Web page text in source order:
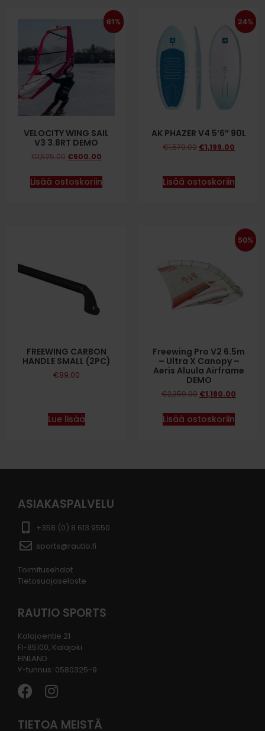
61%
VELOCITY WING SAIL
V3 3.8RT DEMO
€1,525.00 €600.00
Lisää ostoskoriin
24%
AK PHAZER V4 5’6″ 90L
€1,579.00 €1,199.00
Lisää ostoskoriin
FREEWING CARBON
HANDLE SMALL (2PC)
€89.00
Lue lisää
50%
Freewing Pro V2 6.5m
– Ultra X Canopy –
Aeris Aluula Airframe
DEMO
€2,359.00 €1,180.00
Lisää ostoskoriin
ASIAKASPALVELU
+358 (0) 8 613 9550
sports@rautio.fi
Toimitusehdot
Tietosuojaseloste
RAUTIO SPORTS
Kalajoentie 21
FI-85100, Kalajoki
FINLAND
Y-tunnus: 0580325-9
TIETOA MEISTÄ